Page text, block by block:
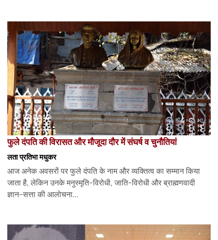
फुले दंपति की विरासत और मौजूदा दौर में संघर्ष व चुनौतियां
लता प्रतिभा मधुकर
आज अनेक अवसरों पर फुले दंपति के नाम और व्यक्तित्व का सम्मान किया
जाता है, लेकिन उनके मनुस्मृति-विरोधी, जाति-विरोधी और ब्राह्मणवादी
ज्ञान-सत्ता की आलोचना...